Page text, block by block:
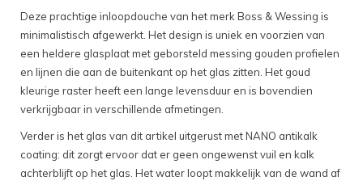
Deze prachtige inloopdouche van het merk Boss & Wessing is
minimalistisch afgewerkt. Het design is uniek en voorzien van
een heldere glasplaat met geborsteld messing gouden profielen
en lijnen die aan de buitenkant op het glas zitten. Het goud
kleurige raster heeft een lange levensduur en is bovendien
verkrijgbaar in verschillende afmetingen.
Verder is het glas van dit artikel uitgerust met NANO antikalk
coating: dit zorgt ervoor dat er geen ongewenst vuil en kalk
achterblijft op het glas. Het water loopt makkelijk van de wand af